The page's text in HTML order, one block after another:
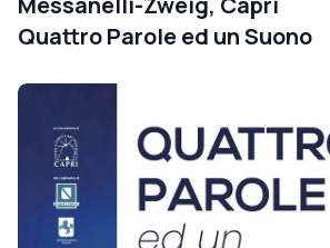
Quattro Parole ed un Suono